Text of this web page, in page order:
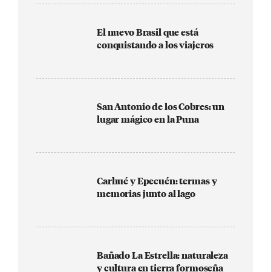
El nuevo Brasil que está
conquistando a los viajeros
San Antonio de los Cobres: un
lugar mágico en la Puna
Carhué y Epecuén: termas y
memorias junto al lago
Bañado La Estrella: naturaleza
y cultura en tierra formoseña